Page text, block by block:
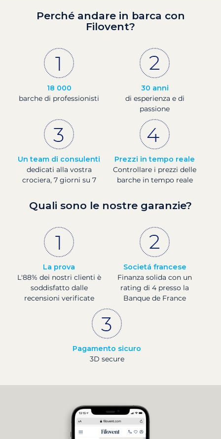
Perché andare in barca con
Filovent?
18 000
barche di professionisti
30 anni
di esperienza e di
passione
Un team di consulenti
dedicati alla vostra
crociera, 7 giorni su 7
Prezzi in tempo reale
Controllare i prezzi delle
barche in tempo reale
Quali sono le nostre garanzie?
La prova
L'88% dei nostri clienti è
soddisfatto dalle
recensioni verificate
Societá francese
Finanza solida con un
rating di 4 presso la
Banque de France
Pagamento sicuro
3D secure